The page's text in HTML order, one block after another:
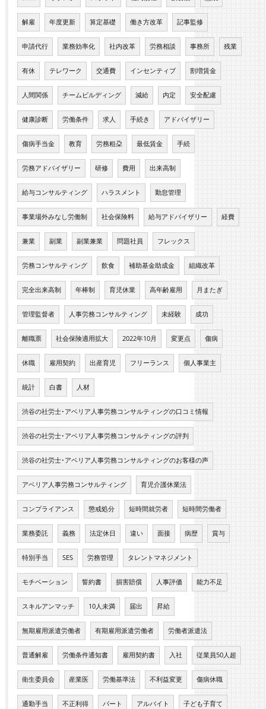
解雇 年度更新 算定基礎 働き方改革 記事監修
申請代行 業務効率化 社内改革 労務相談 事務所 残業
有休 テレワーク 交通費 インセンティブ 割増賃金
人間関係 チームビルディング 減給 内定 安全配慮
健康診断 労働条件 求人 手続き アドバイザリー
傷病手当金 教育 労務粗朶 最低賃金 手続
労務アドバイザリー 研修 費用 出来高制
給与コンサルティング ハラスメント 勤怠管理
事業場外みなし労働制 社会保険料 給与アドバイザリー 経費
兼業 副業 副業兼業 問題社員 フレックス
労務コンサルティング 飲食 補助基金助成金 組織改革
完全出来高制 年棒制 育児休業 高年齢雇用 月またぎ
管理監督者 人事労務コンサルティング 未経験 成功
離職票 社会保険適用拡大 2022年10月 変更点 傷病
休職 雇用契約 出産育児 フリーランス 個人事業主
統計 白書 人材
渋谷の社労士･アベリア人事労務コンサルティングの口コミ情報
渋谷の社労士･アベリア人事労務コンサルティングの評判
渋谷の社労士･アベリア人事労務コンサルティングのお客様の声
アベリア人事労務コンサルティング 育児介護休業法
コンプライアンス 懲戒処分 短時間就労者 短時間労働者
業務委託 義務 法定休日 違い 面接 病歴 賞与
特別手当 SES 労務管理 タレントマネジメント
モチベーション 誓約書 損害賠償 人事評価 能力不足
スキルアンマッチ 10人未満 届出 昇給
無期雇用派遣労働者 有期雇用派遣労働者 労働者派遣法
普通解雇 労働条件通知書 雇用契約書 入社 従業員50人超
衛生委員会 産業医 労働基準法 不利益変更 傷病休職
通勤手当 不正利得 パート アルバイト 子ども子育て